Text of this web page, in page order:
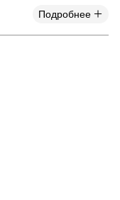
Подробнее